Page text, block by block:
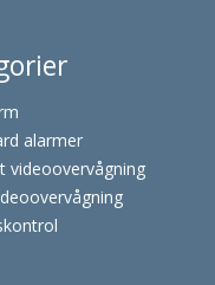
alarmer
videoovervågning